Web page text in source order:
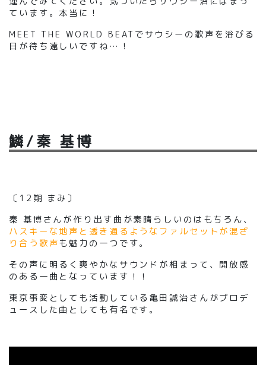
ています。本当に ！
MEET THE WORLD BEAT でサウシーの歌声を浴びる
日が待ち遠しいですね … ！
鱗/秦 基博
〔 12期 まみ 〕
秦 基博さんが作り出す曲が素晴らしいのはもちろん、
ハスキーな地声と透き通るようなファルセットが混ざ
り合う歌声も魅力の一つです。
その声に明るく爽やかなサウンドが相まって、開放感
のある一曲となっています！！
東京事変としても活動している亀田誠治さんがプロデ
ュースした曲としても有名です。